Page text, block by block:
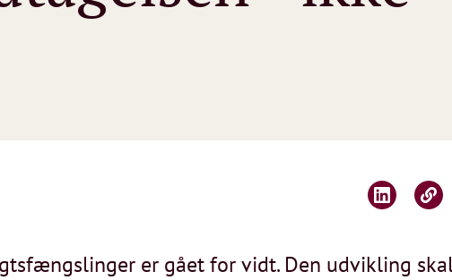
er gået for vidt. Den udvikling